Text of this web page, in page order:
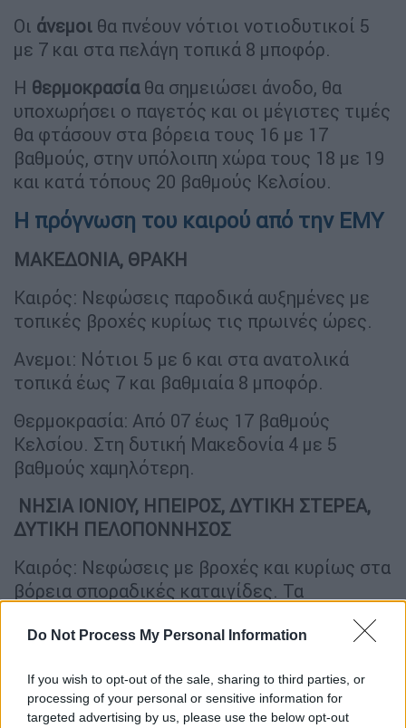
Do Not Process My Personal Information
If you wish to opt-out of the sale, sharing to third parties, or
processing of your personal or sensitive information for
targeted advertising by us, please use the below opt-out
Οι άνεμοι θα πνέουν νότιοι νοτιοδυτικοί 5
με 7 και στα πελάγη τοπικά 8 μποφόρ.
Η θερμοκρασίαθα σημειώσει άνοδο, θα
υποχωρήσει ο παγετός και οι μέγιστες τιμές
θα φτάσουν στα βόρεια τους 16 με 17
βαθμούς, στην υπόλοιπη χώρα τους 18 με 19
και κατά τόπους 20 βαθμούς Κελσίου.
Η πρόγνωση του καιρού από την ΕΜΥ
ΜΑΚΕΔΟΝΙΑ, ΘΡΑΚΗ
Καιρός: Νεφώσεις παροδικά αυξημένες με
τοπικές βροχές κυρίως τις πρωινές ώρες.
Ανεμοι: Νότιοι 5 με 6 και στα ανατολικά
τοπικά έως 7 και βαθμιαία 8 μποφόρ.
Θερμοκρασία: Από 07 έως 17 βαθμούς
Κελσίου. Στη δυτική Μακεδονία 4 με 5
βαθμούς χαμηλότερη.
ΝΗΣΙΑ ΙΟΝΙΟΥ, ΗΠΕΙΡΟΣ, ΔΥΤΙΚΗ ΣΤΕΡΕΑ,
ΔΥΤΙΚΗ ΠΕΛΟΠΟΝΝΗΣΟΣ
Καιρός: Νεφώσεις με βροχές και κυρίως στα
βόρεια σποραδικές καταιγίδες. Τα
φαινόμενα στην Ήπειρο πιθανώς να είναι
κατά διαστήματα ισχυρά. Λίγα χιόνια θα
Ανεμοι: Νότιοι νοτιοδυτικοί 5 με 7 και στο
Ιόνιο βαθμιαία τοπικά 8 μποφόρ.